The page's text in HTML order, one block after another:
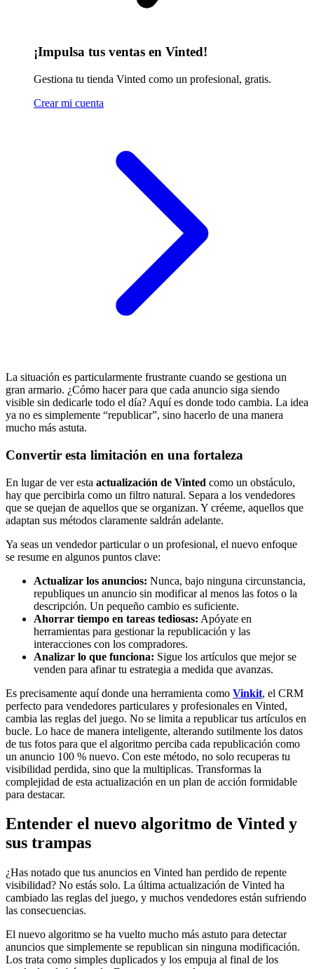
¡Impulsa tus ventas en Vinted!
Gestiona tu tienda Vinted como un profesional, gratis.
Crear mi cuenta
La situación es particularmente frustrante cuando se gestiona un
gran armario. ¿Cómo hacer para que cada anuncio siga siendo
visible sin dedicarle todo el día? Aquí es donde todo cambia. La idea
ya no es simplemente “republicar”, sino hacerlo de una manera
mucho más astuta.
Convertir esta limitación en una fortaleza
En lugar de ver esta actualización de Vinted como un obstáculo,
hay que percibirla como un filtro natural. Separa a los vendedores
que se quejan de aquellos que se organizan. Y créeme, aquellos que
adaptan sus métodos claramente saldrán adelante.
Ya seas un vendedor particular o un profesional, el nuevo enfoque
se resume en algunos puntos clave:
Actualizar los anuncios: Nunca, bajo ninguna circunstancia,
republiques un anuncio sin modificar al menos las fotos o la
descripción. Un pequeño cambio es suficiente.
Ahorrar tiempo en tareas tediosas: Apóyate en
herramientas para gestionar la republicación y las
interacciones con los compradores.
Analizar lo que funciona: Sigue los artículos que mejor se
venden para afinar tu estrategia a medida que avanzas.
Es precisamente aquí donde una herramienta como Vinkit, el CRM
perfecto para vendedores particulares y profesionales en Vinted,
cambia las reglas del juego. No se limita a republicar tus artículos en
bucle. Lo hace de manera inteligente, alterando sutilmente los datos
de tus fotos para que el algoritmo perciba cada republicación como
un anuncio 100 % nuevo. Con este método, no solo recuperas tu
visibilidad perdida, sino que la multiplicas. Transformas la
complejidad de esta actualización en un plan de acción formidable
para destacar.
Entender el nuevo algoritmo de Vinted y
sus trampas
¿Has notado que tus anuncios en Vinted han perdido de repente
visibilidad? No estás solo. La última actualización de Vinted ha
cambiado las reglas del juego, y muchos vendedores están sufriendo
las consecuencias.
El nuevo algoritmo se ha vuelto mucho más astuto para detectar
anuncios que simplemente se republican sin ninguna modificación.
Los trata como simples duplicados y los empuja al final de los